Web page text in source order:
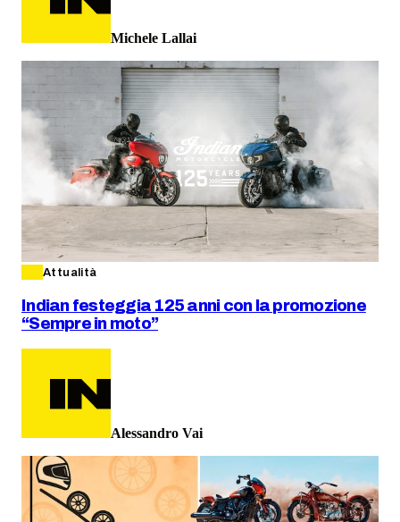
Michele Lallai
Attualità
Indian festeggia 125 anni con la promozione
“Sempre in moto”
Alessandro Vai